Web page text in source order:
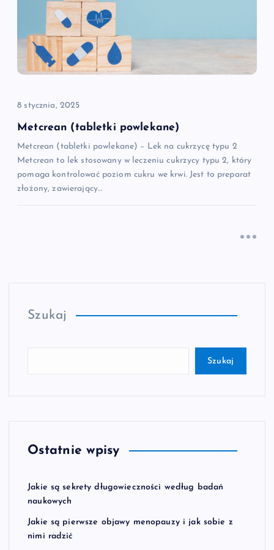
8 stycznia, 2025
Metcrean (tabletki powlekane)
Metcrean (tabletki powlekane) – Lek na cukrzycę typu 2
Metcrean to lek stosowany w leczeniu cukrzycy typu 2, który
pomaga kontrolować poziom cukru we krwi. Jest to preparat
złożony, zawierający…
Szukaj
Szukaj
Ostatnie wpisy
Jakie są sekrety długowieczności według badań
naukowych
Jakie są pierwsze objawy menopauzy i jak sobie z
nimi radzić